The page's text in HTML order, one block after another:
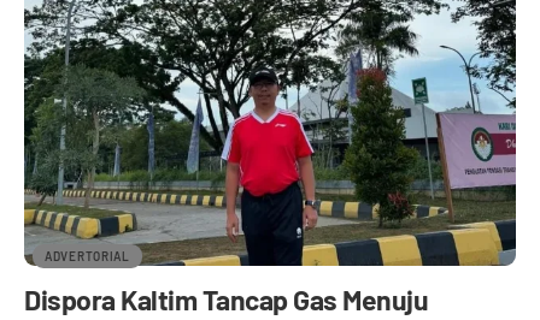
ADVERTORIAL
Dispora Kaltim Tancap Gas Menuju